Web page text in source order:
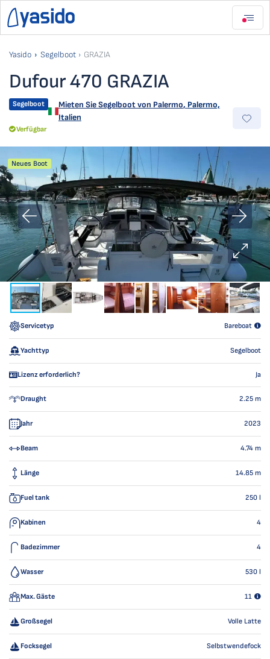
Yasido Segelboot GRAZIA
Dufour 470 GRAZIA
Segelboot Mieten Sie Segelboot von Palermo, Palermo,
Italien
Verfügbar
Neues Boot
Servicetyp Bareboat
Yachttyp Segelboot
Lizenz erforderlich? Ja
Draught 2.25 m
Jahr 2023
Beam 4.74 m
Länge 14.85 m
Fuel tank 250 l
Kabinen 4
Badezimmer 4
Wasser 530 l
Max. Gäste 11
Großsegel Volle Latte
Focksegel Selbstwendefock